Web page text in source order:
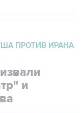
ПРОТИВ ИРАНА
и